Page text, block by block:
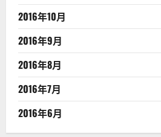
2016年10月
2016年9月
2016年8月
2016年7月
2016年6月